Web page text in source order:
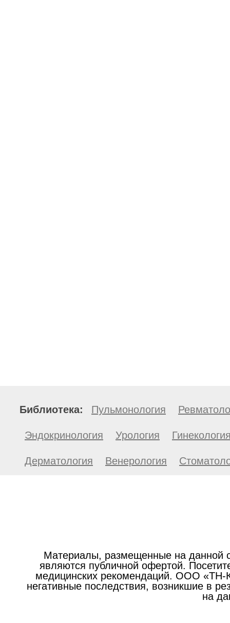
Библиотека: Пульмонология
Эндокринология Урология
Дерматология Венерология
Материалы, размещенные на данной
являются публичной офертой.
медицинских рекомендаций. ООО «ТН-
негативные последствия, возникшие в
на